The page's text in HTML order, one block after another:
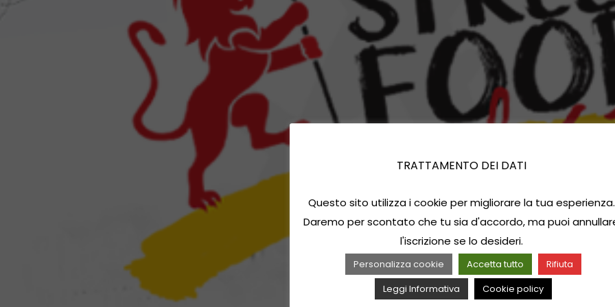
TRATTAMENTO DEI DATI
Questo sito utilizza i cookie per migliorare la tua esperienza.
Daremo per scontato che tu sia d'accordo, ma puoi
l'iscrizione se lo desideri.
Personalizza cookie Accetta tutto
Rifiuta
Leggi Informativa
Cookie policy